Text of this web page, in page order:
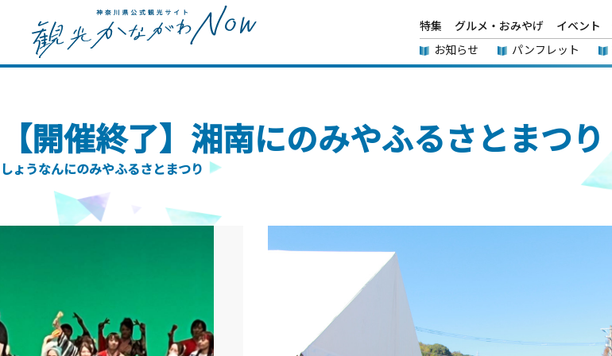
特集 グルメ・おみやげ イベント
お知らせ
パンフレット
【開催終了】湘南にのみやふるさとまつり
しょうなんにのみやふるさとまつり